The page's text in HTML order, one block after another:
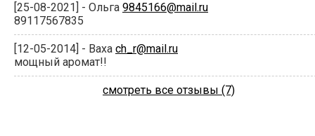
[25-08-2021] - Ольга 9845166@mail.ru
89117567835
[12-05-2014] - Ваха ch_r@mail.ru
мощный аромат!!
смотреть все отзывы (7)